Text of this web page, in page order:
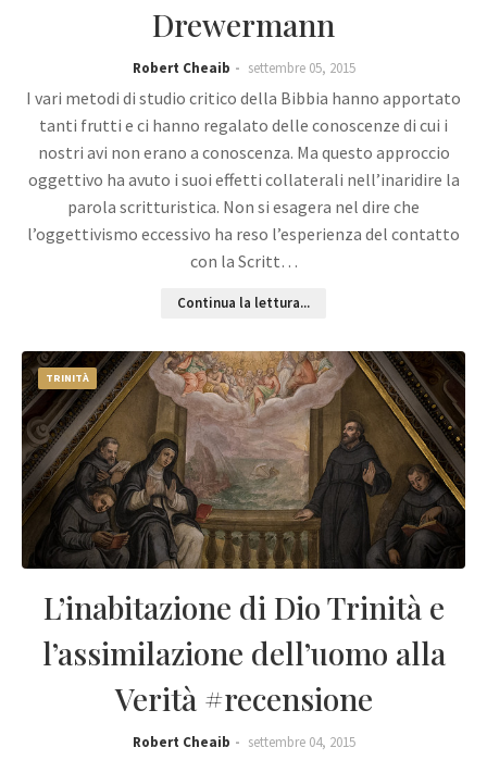
Drewermann
Robert Cheaib settembre 05, 2015
I vari metodi di studio critico della Bibbia hanno apportato
tanti frutti e ci hanno regalato delle conoscenze di cui i
nostri avi non erano a conoscenza. Ma questo approccio
oggettivo ha avuto i suoi effetti collaterali nell’inaridire la
parola scritturistica. Non si esagera nel dire che
l’oggettivismo eccessivo ha reso l’esperienza del contatto
con la Scritt…
Continua la lettura...
TRINITÀ
L’inabitazione di Dio Trinità e
l’assimilazione dell’uomo alla
Verità #recensione
Robert Cheaib settembre 04, 2015